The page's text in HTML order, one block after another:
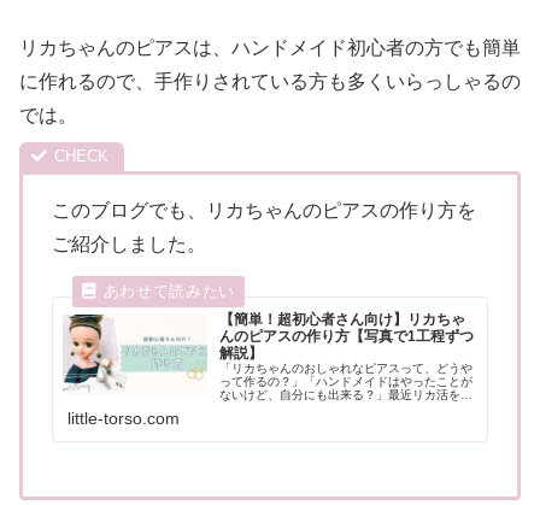
リカちゃんのピアスは、ハンドメイド初心者の方でも簡単
に作れるので、手作りされている方も多くいらっしゃるの
では。
このブログでも、リカちゃんのピアスの作り方を
ご紹介しました。
【簡単！超初心者さん向け】リカちゃ
んのピアスの作り方【写真で1工程ずつ
解説】
「リカちゃんのおしゃれなピアスって、どうや
って作るの？」「ハンドメイドはやったことが
ないけど、自分にも出来る？」最近リカ活を始
little-torso.com